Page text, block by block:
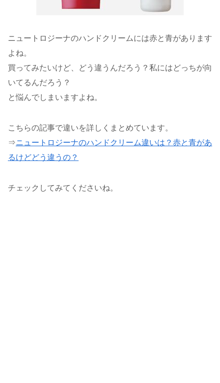
ニュートロジーナのハンドクリームには赤と青があります
よね。
買ってみたいけど、どう違うんだろう？私にはどっちが向
いてるんだろう？
と悩んでしまいますよね。
こちらの記事で違いを詳しくまとめています。
⇒ニュートロジーナのハンドクリーム違いは？赤と青があ
るけどどう違うの？
チェックしてみてくださいね。